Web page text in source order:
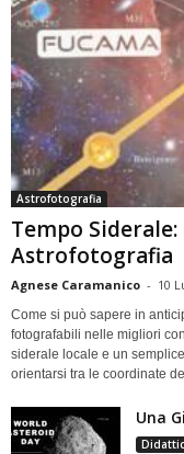
Astrofotografia
Tempo
Astrofotografia
Agnese Caramanico - 10
Come si può sapere in
fotografabili nelle migliori
siderale locale e un
orientarsi tra le coordinate
Una